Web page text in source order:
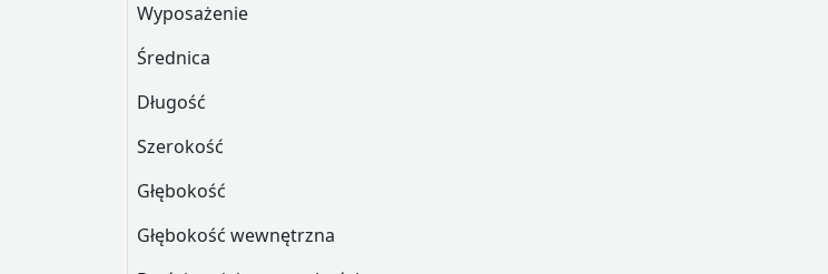
Wyposażenie
Średnica
Długość
Szerokość
Głębokość
Głębokość wewnętrzna